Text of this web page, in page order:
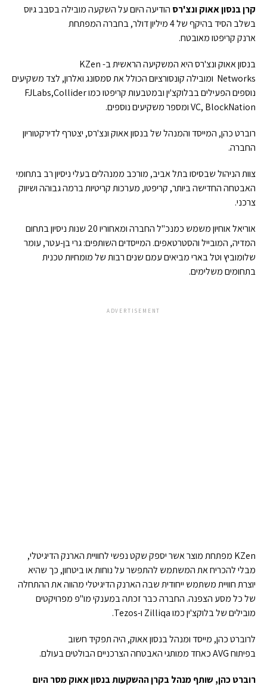
קרן בנסון אאוק ונצ'רס הודיעה היום על השקעה מובילה בסבב גיוס
בשלב הסיד בהיקף של 4 מיליון דולר, בחברה המפתחת
ארנק קריפטו מאובטח.
בנסון אאוק ונצ'רס היא המשקיעה הראשית ב- KZen
Networks ומובילה קונסורציום הכולל את סמסונג ואלרון, לצד משקיעים
נוספים הפעילים בבלוקצ'ין ובמטבעות קריפטו כמו FJLabs,Collider
VC, BlockNation ומספר משקיעים נוספים.
רוברט כהן, המייסד והמנהל של בנסון אאוק ונצ'רס, יצטרף לדירקטוריון
החברה.
צוות הניהול שבסיסו בתל אביב, מורכב ממנהלים בעלי ניסיון רב בתחומי
האבטחה החדישה ביותר, קריפטו, מערכות קריטיות ברמה גבוהה ושיווק
צרכני.
אוריאל אוחיון משמש כמנכ"ל החברה ומאחוריו 20 שנות ניסיון בתחום
המדיה, המובייל והסטרטאפים. המייסדים השותפים: גרי בן-עטר, עומר
שלומוביץ וטל בארי מביאים עמם שנים רבות של מומחיות טכנית
בתחומים משלימים.
ADVERTISEMENT
KZen מפתחת מוצר אשר יספק שקט נפשי לחוויית הארנק הדיגיטלי,
מבלי להכריח את המשתמש להתפשר על נוחות או ביטחון, כך שהיא
יוצרת חוויית משתמש ייחודית שבה הארנק הדיגיטלי מהווה את ההתחלה
של כל מסע הצפנה. החברה כבר זכתה במענקי מו"פ מפרויקטים
מובילים של בלוקצ'ין כמו Zilliqa ו-Tezos.
לרוברט כהן, מייסד ומנהל בנסון אאוק, היה תפקיד חשוב
בפיתוח AVG כאחד ממותגי האבטחה הצרכניים הבולטים בעולם.
רוברט כהן, שותף מנהל בקרן ההשקעות בנסון אאוק מסר היום